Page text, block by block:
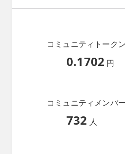
コミュニティトーク
0.1702 円
コミュニティメンバ
732 人